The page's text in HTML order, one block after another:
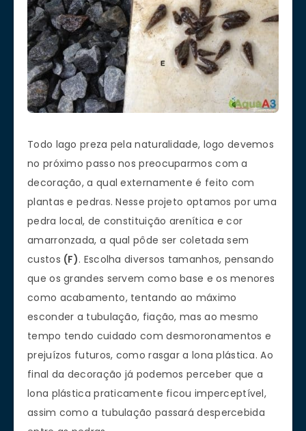
Todo lago preza pela naturalidade, logo devemos
no próximo passo nos preocuparmos com a
decoração, a qual externamente é feito com
plantas e pedras. Nesse projeto optamos por uma
pedra local, de constituição arenítica e cor
amarronzada, a qual pôde ser coletada sem
custos (F). Escolha diversos tamanhos, pensando
que os grandes servem como base e os menores
como acabamento, tentando ao máximo
esconder a tubulação, fiação, mas ao mesmo
tempo tendo cuidado com desmoronamentos e
prejuízos futuros, como rasgar a lona plástica. Ao
final da decoração já podemos perceber que a
lona plástica praticamente ficou imperceptível,
assim como a tubulação passará despercebida